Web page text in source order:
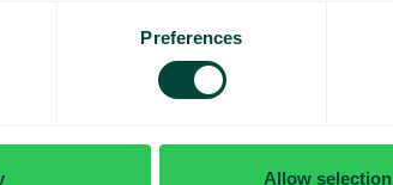
Preferences
Allow selection
et un